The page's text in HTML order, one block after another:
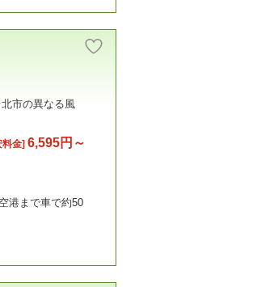
市の異なる風
料金] 6,595円～
港まで車で約50